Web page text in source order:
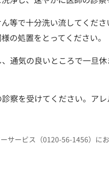
等で十分洗い流してくだ
の処置をとってください。
通気の良いところで一旦
察を受けてください。ア
サービス（0120-56-1456）にお